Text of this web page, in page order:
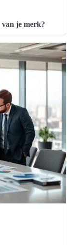
van je merk?